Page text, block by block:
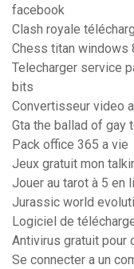
facebook
Clash royale
Chess titan windows
Telecharger service
bits
Convertisseur video
Gta the ballad of gay
Pack office 365 a vie
Jeux gratuit mon
Jouer au tarot à 5 en
Jurassic world
Logiciel de
Antivirus gratuit pour
Se connecter a un